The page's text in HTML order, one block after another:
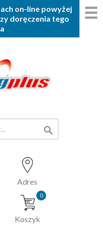
on-line powyżej
doręczenia tego

☰
Adres
0
Koszyk